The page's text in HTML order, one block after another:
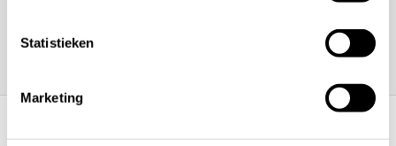
Statistieken
Marketing